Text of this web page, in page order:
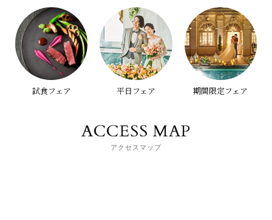
試食フェア 平日フェア 期間限定フェア
ACCESS MAP
アクセスマップ